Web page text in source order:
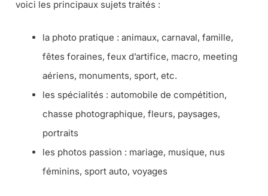
voici les principaux sujets traités :
la photo pratique : animaux, carnaval, famille,
fêtes foraines, feux d’artifice, macro, meeting
aériens, monuments, sport, etc.
les spécialités : automobile de compétition,
chasse photographique, fleurs, paysages,
portraits
les photos passion : mariage, musique, nus
féminins, sport auto, voyages